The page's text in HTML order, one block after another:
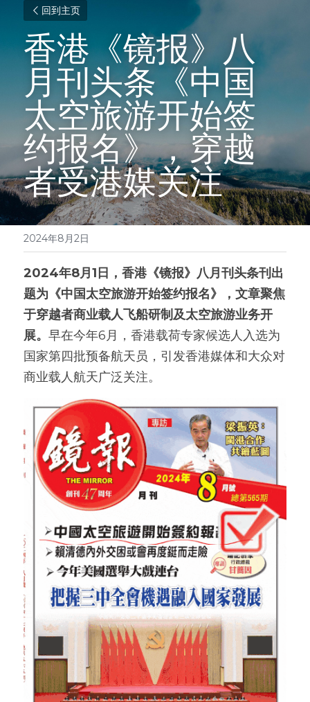
回到主页
香港《镜报》八
月刊头条《中国
太空旅游开始签
约报名》，穿越
者受港媒关注
2024年8月2日
2024年8月1日，香港《镜报》八月刊头条刊出
题为《中国太空旅游开始签约报名》，文章聚焦
于穿越者商业载人飞船研制及太空旅游业务开
展。 早在今年6月，香港载荷专家候选人入选为
国家第四批预备航天员，引发香港媒体和大众对
商业载人航天广泛关注。